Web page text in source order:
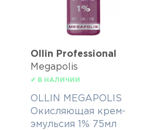
Ollin Professional
Megapolis
✔ В НАЛИЧИИ
OLLIN MEGAPOLIS
Окисляющая крем-
эмульсия 1% 75мл